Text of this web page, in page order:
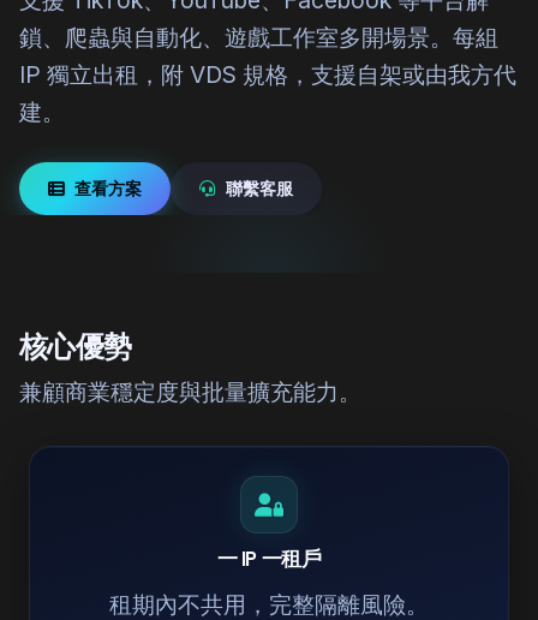
鎖、爬蟲與自動化、遊戲工作室多開場景。每組
IP 獨立出租，附 VDS 規格，支援自架或由我方代
建。
查看方案 聯繫客服
核心優勢
兼顧商業穩定度與批量擴充能力。
一 IP 一租戶
租期內不共用，完整隔離風險。